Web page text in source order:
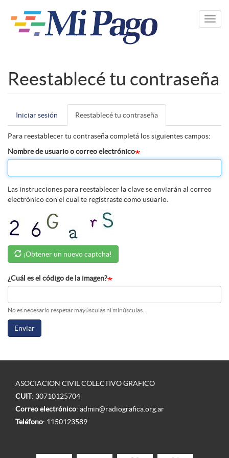
contenido
Reestablecé tu contraseña
Solapas
principales
Iniciar sesión Reestablecé tu contraseña
activa)
Para reestablecer tu contraseña completá los siguientes campos:
Nombre de usuario o correo electrónico
Las instrucciones para reestablecer la clave se enviarán al correo
electrónico con el cual te registraste como usuario.
¡Obtener un nuevo captcha!
¿Cuál es el código de la imagen?
No es necesario respetar mayúsculas ni minúsculas.
Enviar
ASOCIACION CIVIL COLECTIVO GRAFICO
CUIT: 30710125704
Correo electrónico: admin@radiografica.org.ar
Teléfono: 1150123589